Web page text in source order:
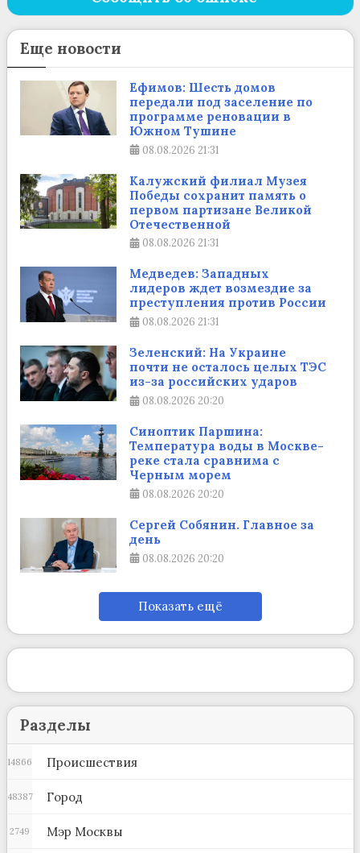
Еще новости
Ефимов: Шесть домов
передали под заселение по
программе реновации в
Южном Тушине
08.08.2026 21:31
Калужский филиал Музея
Победы сохранит память о
первом партизане Великой
Отечественной
08.08.2026 21:31
Медведев: Западных
лидеров ждет возмездие за
преступления против России
08.08.2026 21:31
Зеленский: На Украине
почти не осталось целых ТЭС
из-за российских ударов
08.08.2026 20:20
Синоптик Паршина:
Температура воды в Москве-
реке стала сравнима с
Черным морем
08.08.2026 20:20
Сергей Собянин. Главное за
день
08.08.2026 20:20
Показать ещё
Разделы
Происшествия
14866
Город
48387
Мэр Москвы
2749